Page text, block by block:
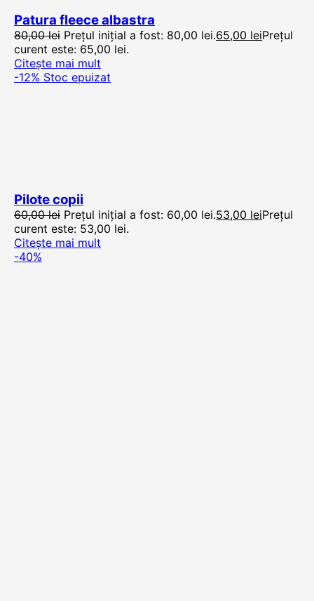
Patura fleece albastra
80,00lei Prețul inițial a fost: 80,00 lei.65,00 leiPrețul
curent este: 65,00 lei.
Citește mai mult
-12% Stoc epuizat
Pilote copii
60,00lei Prețul inițial a fost: 60,00 lei.53,00 leiPrețul
curent este: 53,00 lei.
Citește mai mult
-40%